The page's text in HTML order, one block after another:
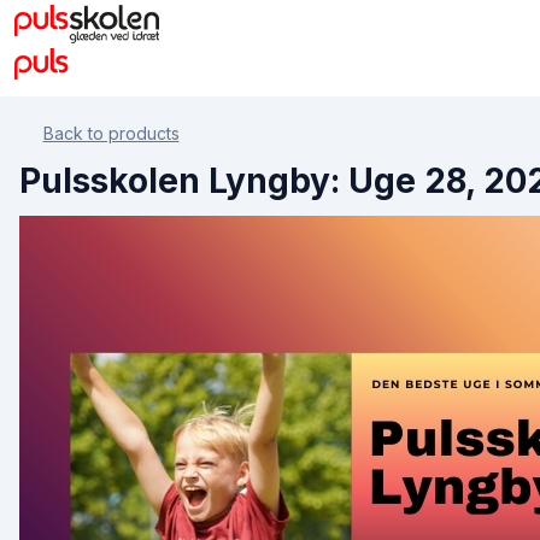
Back to products
Pulsskolen Lyngby: Uge 28,